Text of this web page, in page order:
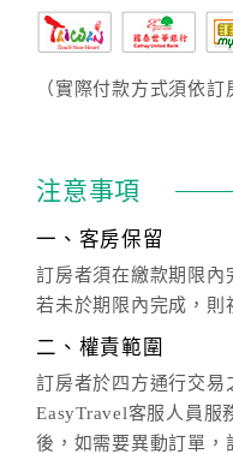
（實際付款方式須依
注意事項
一、客房保留
訂房者須在繳款期限內
若未於期限內完成，則
二、權責範圍
訂房者於四方通行交易
EasyTravel客服人員服
後，如需要異動訂單，